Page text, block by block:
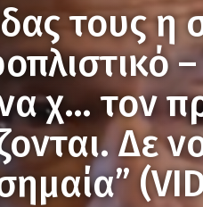
τους η
–
χ… τον
Δε